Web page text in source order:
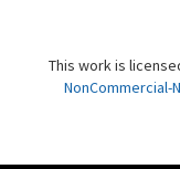
This work is
NonCommercial-